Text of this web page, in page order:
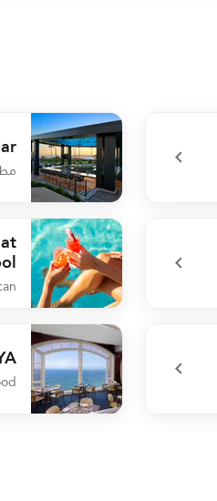
undefined Edge Bar
at Del Mar Pool